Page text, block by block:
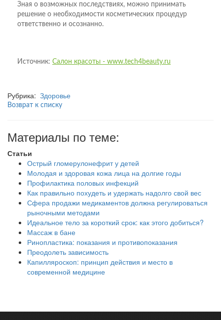
Зная о возможных последствиях, можно принимать
решение о необходимости косметических процедур
ответственно и осознанно.
Источник: Салон красоты - www.tech4beauty.ru
Рубрика: Здоровье
Возврат к списку
Материалы по теме:
Статьи
Острый гломерулонефрит у детей
Молодая и здоровая кожа лица на долгие годы
Профилактика половых инфекций
Как правильно похудеть и удержать надолго свой вес
Сфера продажи медикаментов должна регулироваться
рыночными методами
Идеальное тело за короткий срок: как этого добиться?
Массаж в бане
Ринопластика: показания и противопоказания
Преодолеть зависимость
Капилляроскоп: принцип действия и место в
современной медицине